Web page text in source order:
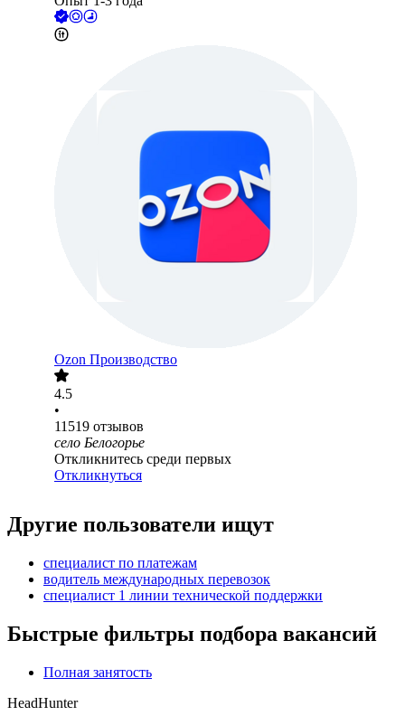
Ozon Производство
4.5
•
11519 отзывов
село Белогорье
Откликнитесь среди первых
Откликнуться
Другие пользователи ищут
специалист по платежам
водитель международных перевозок
специалист 1 линии технической поддержки
Быстрые фильтры подбора вакансий
Полная занятость
HeadHunter